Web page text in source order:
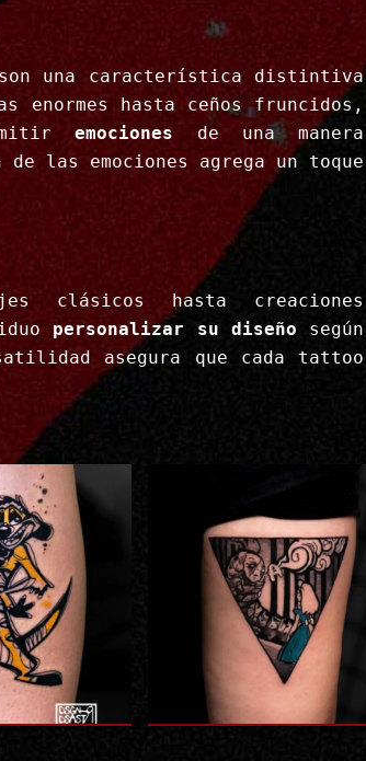
son una característica distintiva
enormes hasta ceños fruncidos,
emociones de una manera
las emociones agrega un toque
clásicos hasta creaciones
personalizar su diseño según
asegura que cada tattoo